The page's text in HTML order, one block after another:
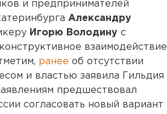
и предпринимателей
Александру
Игорю Володину с
взаимодействие
ранее об отсутствии
и властью заявила Гильдия
предшествовал
согласовать новый вариант